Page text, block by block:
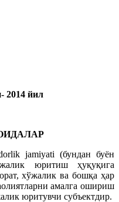
2014 йил
jamiyati (бундан буён
юритиш ҳуқуқига
хўжалик ва бошқа ҳар
амалга ошириш
юритувчи субъектдир.